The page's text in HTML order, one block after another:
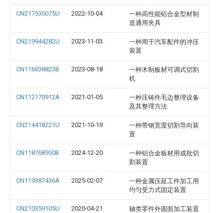
CN217530075U 2022-10-04
一种高性能铝合金型材制
造通用夹具
CN219944282U 2023-11-03
一种用于汽车配件的冲压
装置
CN116038823B 2023-08-18
一种木制板材可调式切割
机
CN112170912A 2021-01-05
一种压铸件毛边整理设备
及其整理方法
CN214418221U 2021-10-19
一种带钢宽度切割导向装
置
CN118768950B 2024-12-20
一种铝合金板材用成批切
割装置
CN119387436A 2025-02-07
一种金属压延工件加工用
均匀受力式固定装置
CN210359105U 2020-04-21 轴类零件外圆面加工装置